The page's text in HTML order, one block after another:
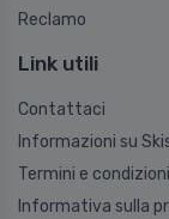
Reclamo
Link utili
Contattaci
Informazioni su
Termini e condizioni
Informativa sulla